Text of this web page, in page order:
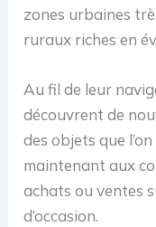
zones urbaines
ruraux riches en
Au fil de leur
découvrent de
des objets que
maintenant aux
achats ou ventes
d’occasion.